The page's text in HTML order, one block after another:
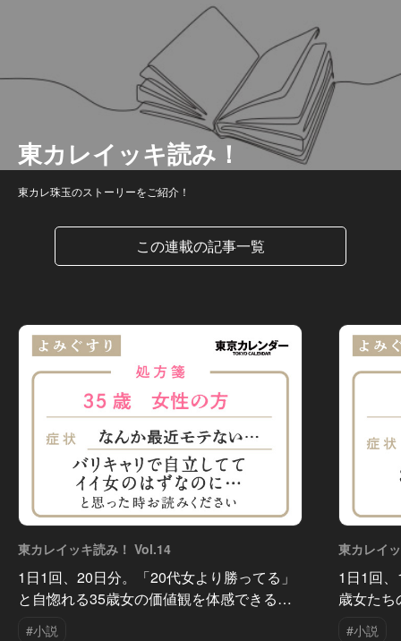
東カレイッキ読み！
東カレ珠玉のストーリーをご紹介！
この連載の記事一覧
東カレイッキ読み！ Vol.14
1日1回、20日分。「20代女より勝ってる」
と自惚れる35歳女の価値観を体感できる…
#小説
東カレイ
1日1回
歳女た
#小説